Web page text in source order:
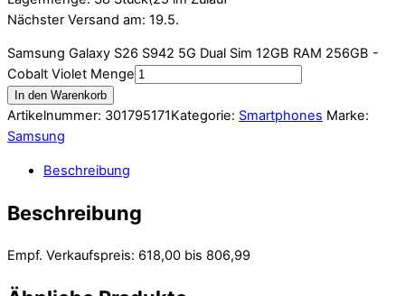
Nächster Versand am: 19.5.
Samsung Galaxy S26 S942 5G Dual Sim 12GB RAM 256GB -
Cobalt Violet Menge
In den Warenkorb
Artikelnummer: 301795171Kategorie: Smartphones Marke:
Samsung
Beschreibung
Beschreibung
Empf. Verkaufspreis: 618,00 bis 806,99